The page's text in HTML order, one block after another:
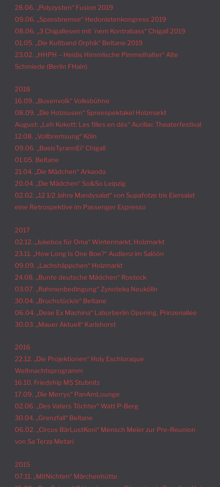
28.06. „Polyzysten“ Fusion 2019
09.06. „Spassbremse“ Hedonistenkongress 2019
08.06. „3 Chigallesen mit ´nem Kontrabass“ Chigall 2019
01.05. „Die Kultband Orphik“ Beltane 2019
23.02. „HHPH – Heidis Himmlische Pimmelhalter“ Alte
Schmiede (Berlin FHain)
2018
16.09. „Busenvolk“ Volksbühne
08.09. „Die Holzsusen“ Spreespektakel Holzmarkt
August: „Leh Kokott: Les filles en dés“ Aurillac Theaterfestival
12.08. „Vollbremsung“ Köln
09.06. „BasisTyrannEi“ Chigall
01.05. Beltane
21.04. „Die Mädchen“ Arkaoda
20.04. „Die Mädchen“ So&So Leipzig
02.02. „12 1/2 Jahre Mandysalat“ von Supafotze bis Eiersalat
eine Retrospektive im Passenger Espresso
2017
02.12. „Jukebox für Oma“ Wintermarkt, Holzmarkt
23.11. „How Long Is One Boe?“ Audienz im Salöön
09.09. „Lachshäppchen“ Holzmarkt
24.08. „Bunte deutsche Mädchen“ Rostock
03.07. „Rahmenbedingung“ Zynoteka Neukölln
30.04. „Bruchstück/e“ Beltane
06.04. „Deae Ex Machina“ Laborberlin Opening, Prinzenallee
30.03. „Mauer Aktuell“ Karlshorst
2016
22.12. „Die Projektionen“ Holy Eschloraque
Weihnachtsprogramm
16.10. Friedship MS Stubnitz
17.09. „Die Merrys“ PanAmLounge
02.06. „Des Vaters Töchter“ Watt P-Berg
30.04. „Grenzfall“ Beltane
06.02. „Circus BärLustKoni“ Mensch Meier zur Pre-Reunion
von Sa Terza Metari
2015
07.11. „MitNichten“ Märchenhütte